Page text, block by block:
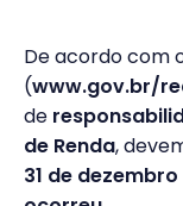
De acordo com
(www.gov.br/
de
de Renda,
31 de